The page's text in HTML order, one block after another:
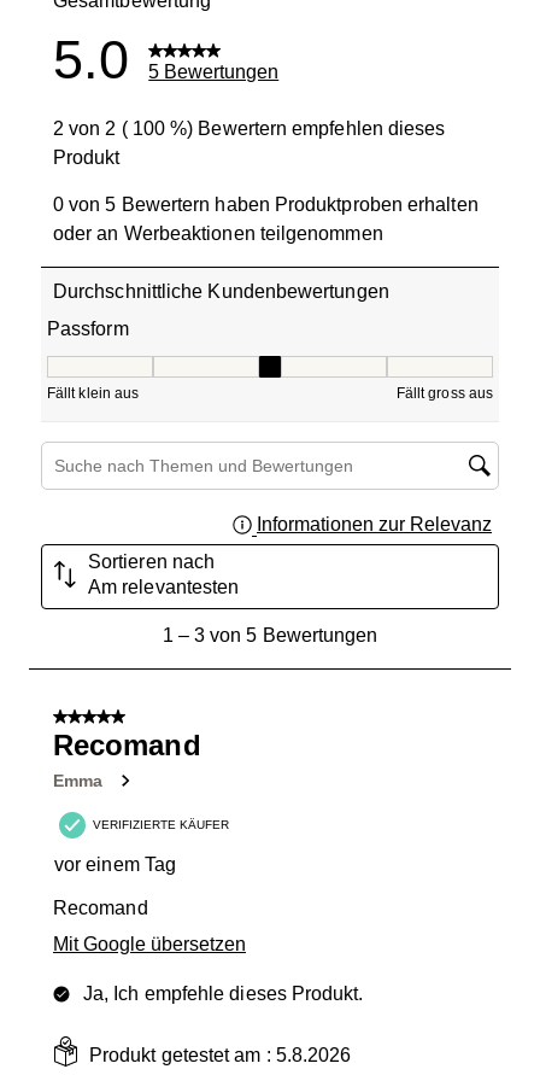
5.0 5 Bewertungen
2 von 2 ( 100 %) Bewertern empfehlen dieses
Produkt
0 von 5 Bewertern haben Produktproben erhalten
oder an Werbeaktionen teilgenommen
Durchschnittliche Kundenbewertungen
Passform
Fällt klein aus Fällt gross aus
Themen und Bewertungen durchsuchen Suche nach Region
Informationen zur Relevanz
Sortieren nach
Am relevantesten
von
Bewertungen.
1– 3 von 5 Bewertungen
5 von 5 Sternen.
Recomand
Emma
VERIFIZIERTE KÄUFER
vor einem Tag
Recomand
Mit Google übersetzen
Ja, Ich empfehle dieses Produkt.
Produkt getestet am : 5.8.2026